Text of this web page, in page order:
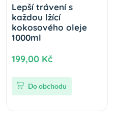
Lepší trávení s
každou lžící
kokosového oleje
1000ml
199,00 Kč
Do obchodu